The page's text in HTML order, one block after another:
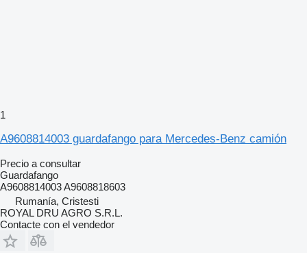
1
A9608814003 guardafango para Mercedes-Benz camión
Precio a consultar
Guardafango
A9608814003 A9608818603
Rumanía, Cristesti
ROYAL DRU AGRO S.R.L.
Contacte con el vendedor